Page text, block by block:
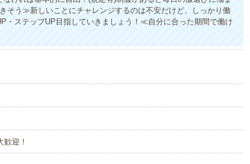
そう≫新しいことにチャレンジするのは不安だけど、しっかり働
・ステップUP目指していきましょう！≪自分に合った期間で働け
歓迎！